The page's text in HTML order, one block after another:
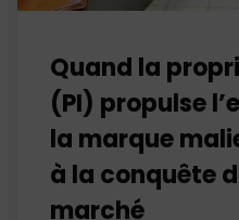
Quand la
(PI) propulse
la marque
à la conquête
marché